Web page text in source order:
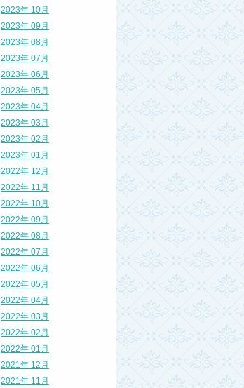
2023年 10月
2023年 09月
2023年 08月
2023年 07月
2023年 06月
2023年 05月
2023年 04月
2023年 03月
2023年 02月
2023年 01月
2022年 12月
2022年 11月
2022年 10月
2022年 09月
2022年 08月
2022年 07月
2022年 06月
2022年 05月
2022年 04月
2022年 03月
2022年 02月
2022年 01月
2021年 12月
2021年 11月